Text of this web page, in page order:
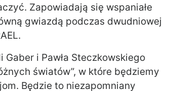
Zapowiadają się wspaniałe
gwiazdą podczas dwudniowej
i Pawła Steczkowskiego
światów”, w które będziemy
Będzie to niezapomniany